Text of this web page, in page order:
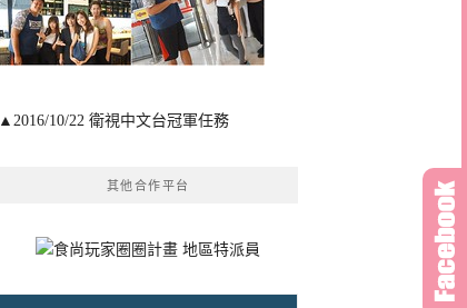
▲2016/10/22 衛視中文台冠軍任務
其他合作平台